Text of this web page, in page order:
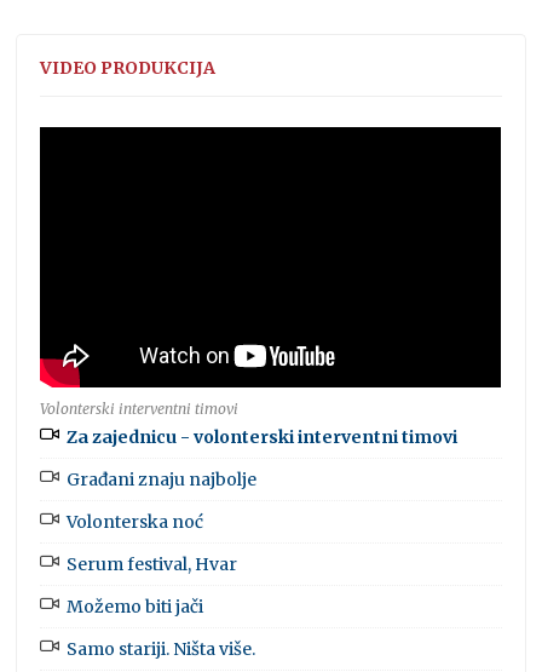
VIDEO PRODUKCIJA
Volonterski interventni timovi
Za zajednicu - volonterski interventni timovi
Građani znaju najbolje
Volonterska noć
Serum festival, Hvar
Možemo biti jači
Samo stariji. Ništa više.